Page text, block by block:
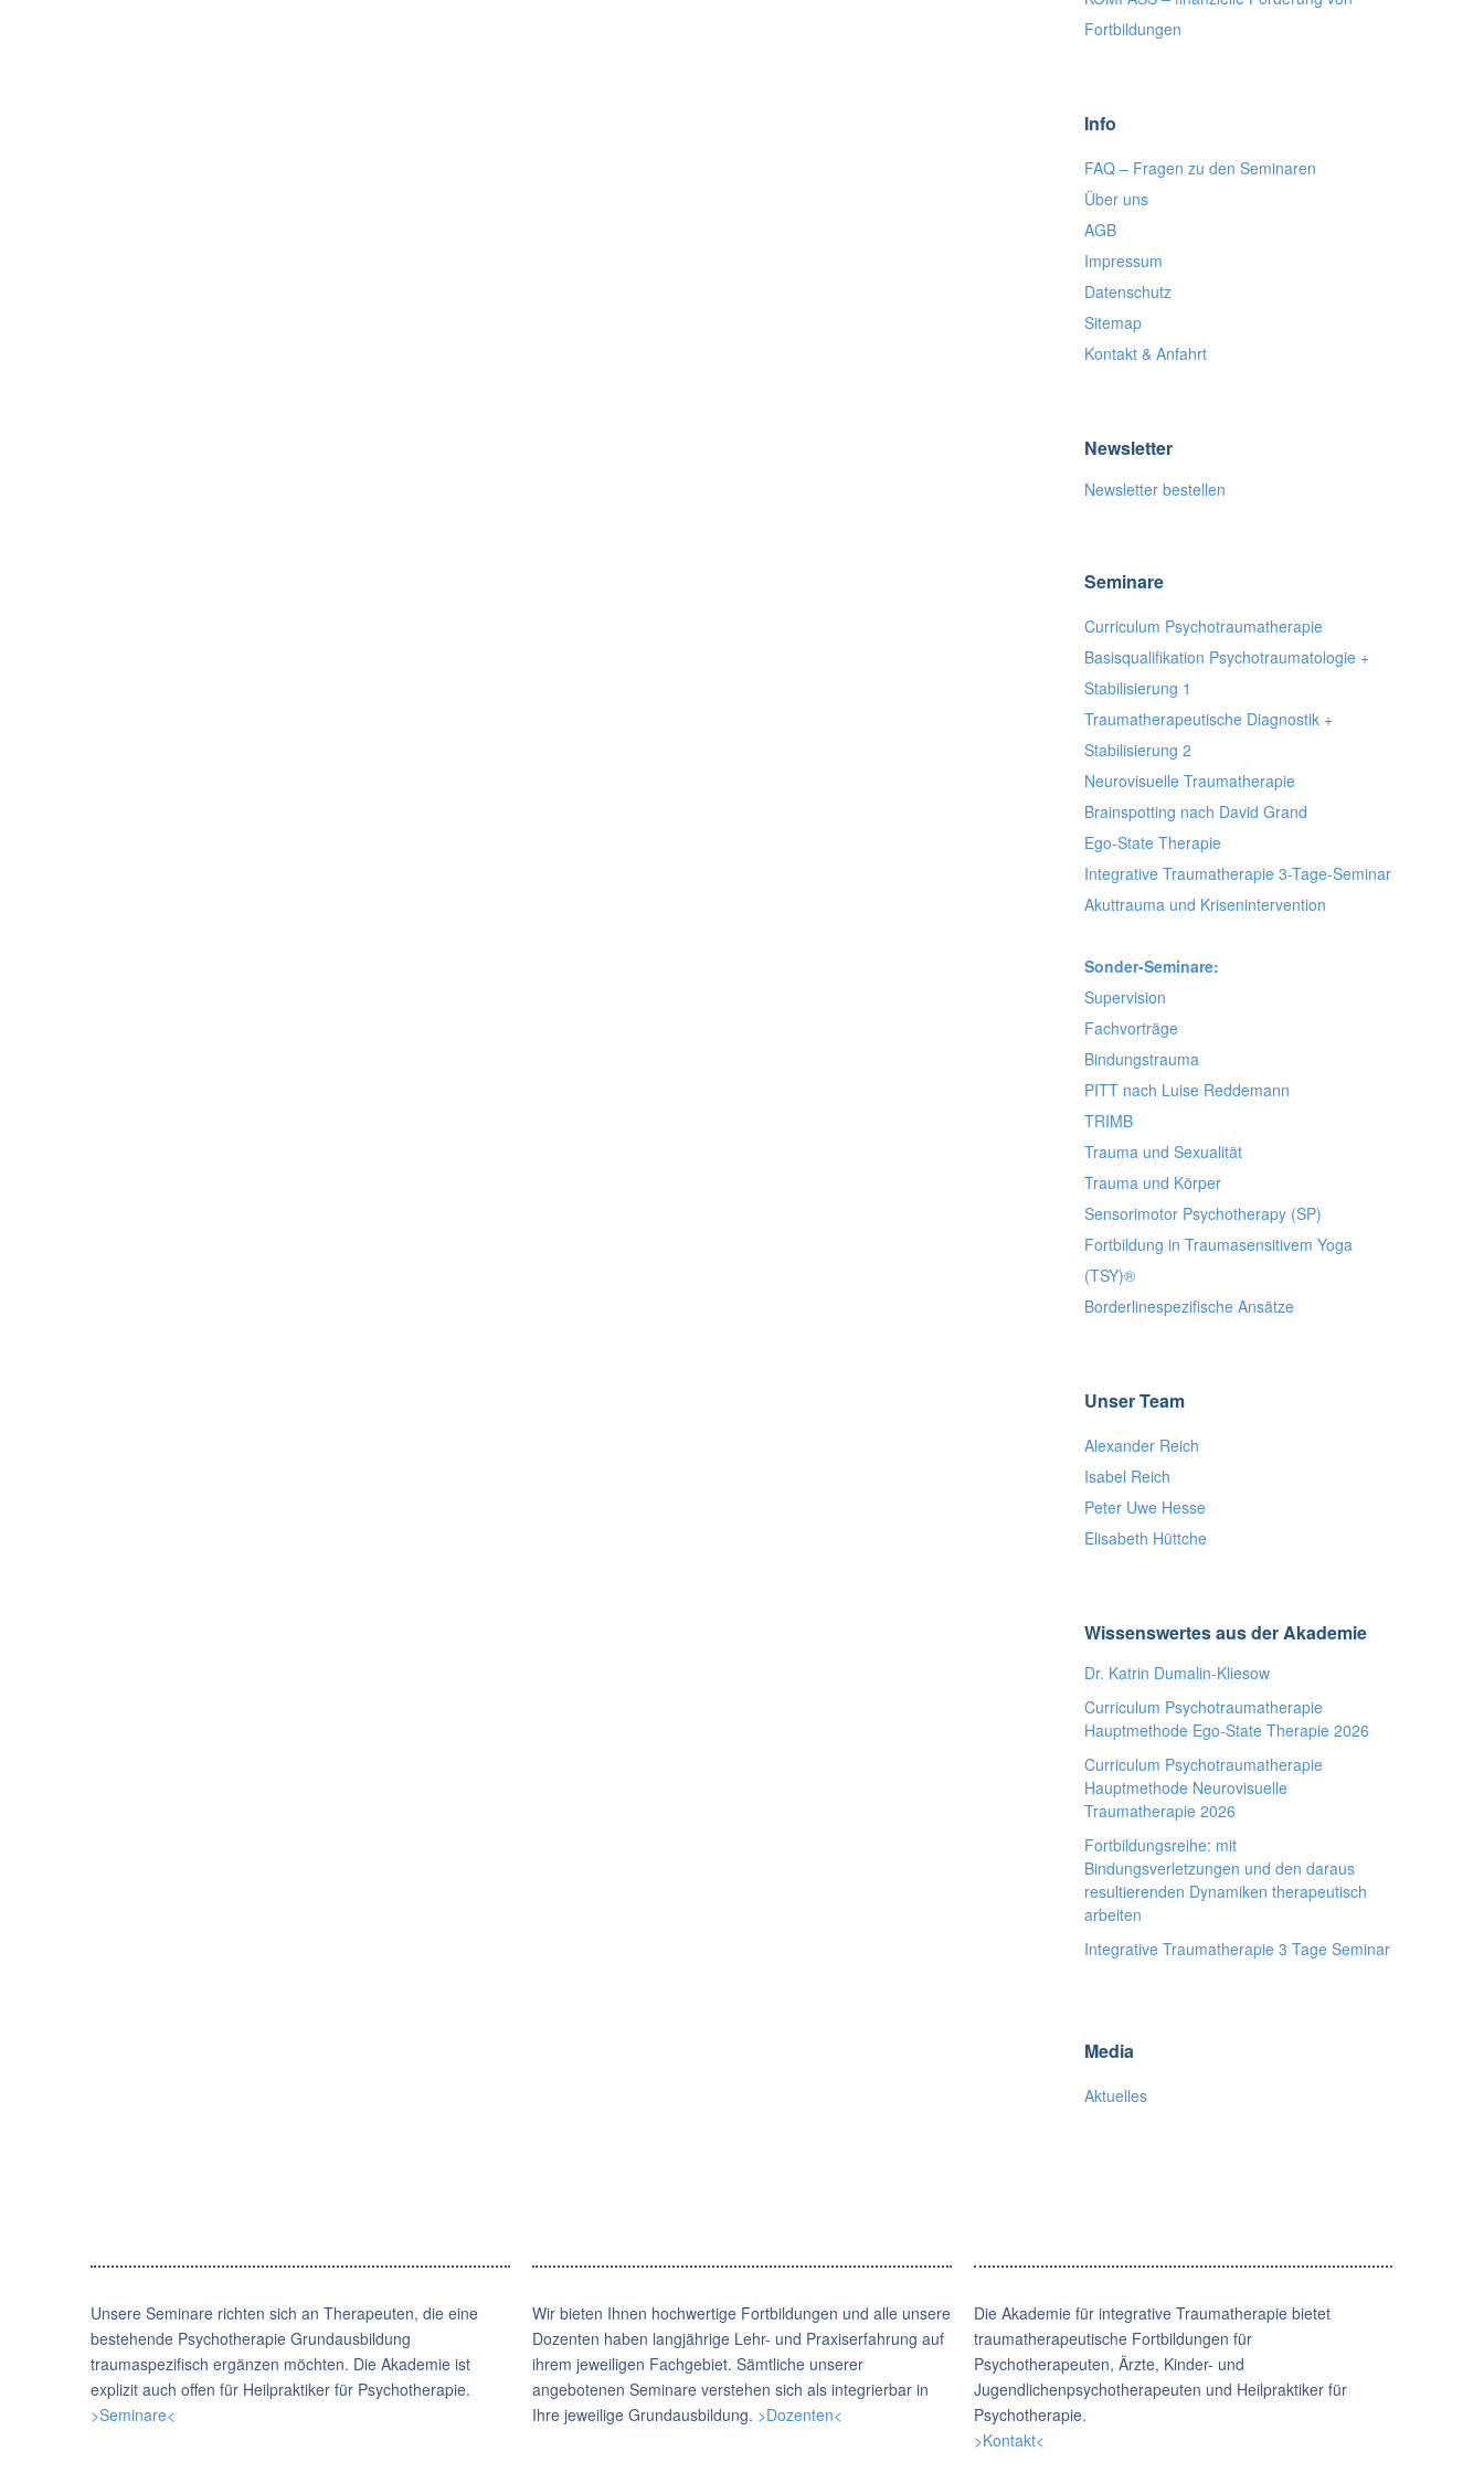
Fortbildungen
Info
FAQ – Fragen zu den Seminaren
Über uns
AGB
Impressum
Datenschutz
Sitemap
Kontakt & Anfahrt
Newsletter
Newsletter bestellen
Seminare
Curriculum Psychotraumatherapie
Basisqualifikation Psychotraumatologie +
Stabilisierung 1
Traumatherapeutische Diagnostik +
Stabilisierung 2
Neurovisuelle Traumatherapie
Brainspotting nach David Grand
Ego-State Therapie
Integrative Traumatherapie 3-Tage-Seminar
Akuttrauma und Krisenintervention
Sonder-Seminare:
Supervision
Fachvorträge
Bindungstrauma
PITT nach Luise Reddemann
TRIMB
Trauma und Sexualität
Trauma und Körper
Sensorimotor Psychotherapy (SP)
Fortbildung in Traumasensitivem Yoga
(TSY)®
Borderlinespezifische Ansätze
Unser Team
Alexander Reich
Isabel Reich
Peter Uwe Hesse
Elisabeth Hüttche
Wissenswertes aus der Akademie
Dr. Katrin Dumalin-Kliesow
Curriculum Psychotraumatherapie
Hauptmethode Ego-State Therapie 2026
Curriculum Psychotraumatherapie
Hauptmethode Neurovisuelle
Traumatherapie 2026
Fortbildungsreihe: mit
Bindungsverletzungen und den daraus
resultierenden Dynamiken therapeutisch
arbeiten
Integrative Traumatherapie 3 Tage Seminar
Media
Aktuelles
Unsere Seminare richten sich an Therapeuten, die eine
bestehende Psychotherapie Grundausbildung
traumaspezifisch ergänzen möchten. Die Akademie ist
explizit auch offen für Heilpraktiker für Psychotherapie.
>Seminare<
Wir bieten Ihnen hochwertige Fortbildungen und alle unsere
Dozenten haben langjährige Lehr- und Praxiserfahrung auf
ihrem jeweiligen Fachgebiet. Sämtliche unserer
angebotenen Seminare verstehen sich als integrierbar in
Ihre jeweilige Grundausbildung. >Dozenten<
Die Akademie für integrative Traumatherapie bietet
traumatherapeutische Fortbildungen für
Psychotherapeuten, Ärzte, Kinder- und
Jugendlichenpsychotherapeuten und Heilpraktiker für
Psychotherapie.
>Kontakt<